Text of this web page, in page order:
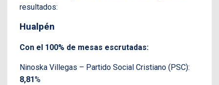
resultados:
Hualpén
Con el 100% de mesas escrutadas:
Ninoska Villegas – Partido Social Cristiano (PSC):
8,81%